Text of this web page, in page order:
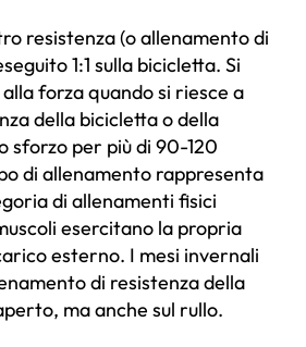
resistenza (o allenamento di
1:1 sulla bicicletta. Si
forza quando si riesce a
della bicicletta o della
sforzo per più di 90-120
di allenamento rappresenta
di allenamenti fisici
esercitano la propria
esterno. I mesi invernali
di resistenza della
ma anche sul rullo.